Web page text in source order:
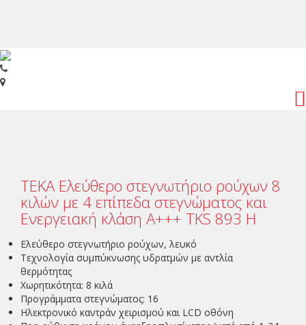
TEKA Ελεύθερο στεγνωτήριο ρούχων 8
κιλών με 4 επίπεδα στεγνώματος και
Ενεργειακή κλάση Α+++ TKS 893 H
Ελεύθερο στεγνωτήριο ρούχων, λευκό
Τεχνολογία συμπύκνωσης υδρατμών με αντλία
θερμότητας
Χωρητικότητα: 8 κιλά
Προγράμματα στεγνώματος: 16
Ηλεκτρονικό καντράν χειρισμού και LCD οθόνη